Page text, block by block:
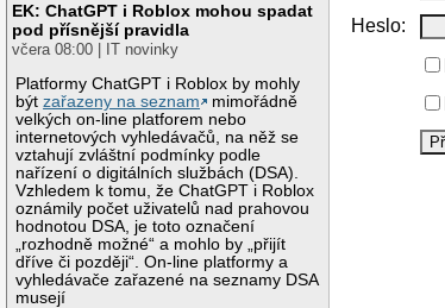
EK: ChatGPT i Roblox mohou spadat
pod přísnější pravidla
včera 08:00 | IT novinky
Platformy ChatGPT i Roblox by mohly
býtzařazeny na seznam
mimořádně
velkých on-line platforem nebo
internetových vyhledávačů, na něž se
vztahují zvláštní podmínky podle
nařízení o digitálních službách (DSA).
Vzhledem k tomu, že ChatGPT i Roblox
oznámily počet uživatelů nad prahovou
hodnotou DSA, je toto označení
„rozhodně možné“ a mohlo by „přijít
dříve či později“. On-line platformy a
vyhledávače zařazené na seznamy DSA
musejí
Heslo: